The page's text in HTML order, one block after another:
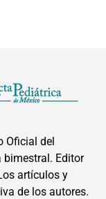
Oficial del
bimestral. Editor
artículos y
de los autores.